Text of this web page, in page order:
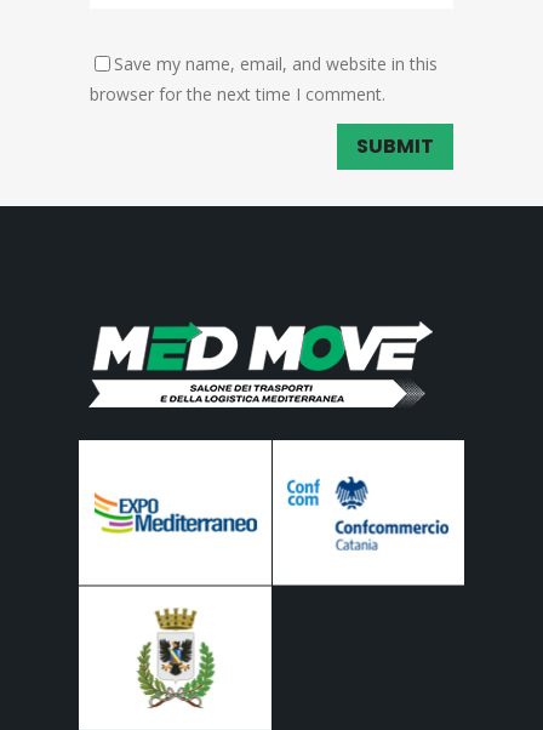
Save my name, email, and website in this
browser for the next time I comment.